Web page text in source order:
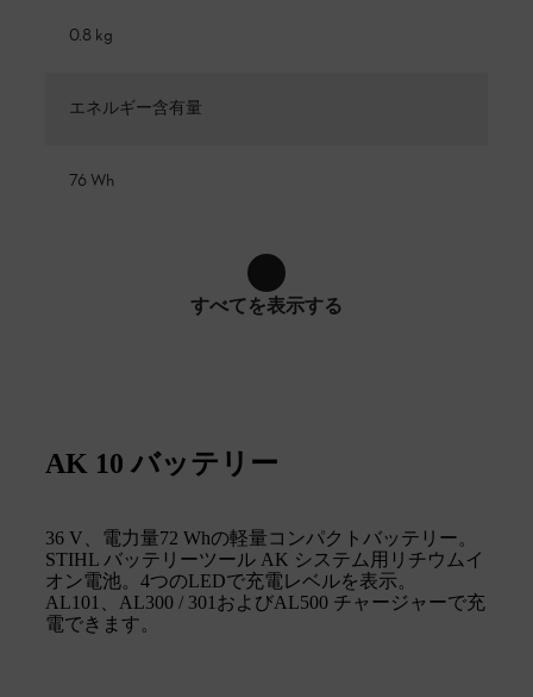
0.8 kg
エネルギー含有量
76 Wh
すべてを表示する
AK 10 バッテリー
36 V、電力量72 Whの軽量コンパクトバッテリー。
STIHL バッテリーツール AK システム用リチウムイ
オン電池。4つのLEDで充電レベルを表示。
AL101、AL300 / 301およびAL500 チャージャーで充
電できます。